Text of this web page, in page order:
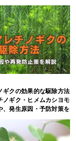
ギクの効果的な駆除方法
ノギク・ヒメムカシヨモ
、発生原因・予防対策を